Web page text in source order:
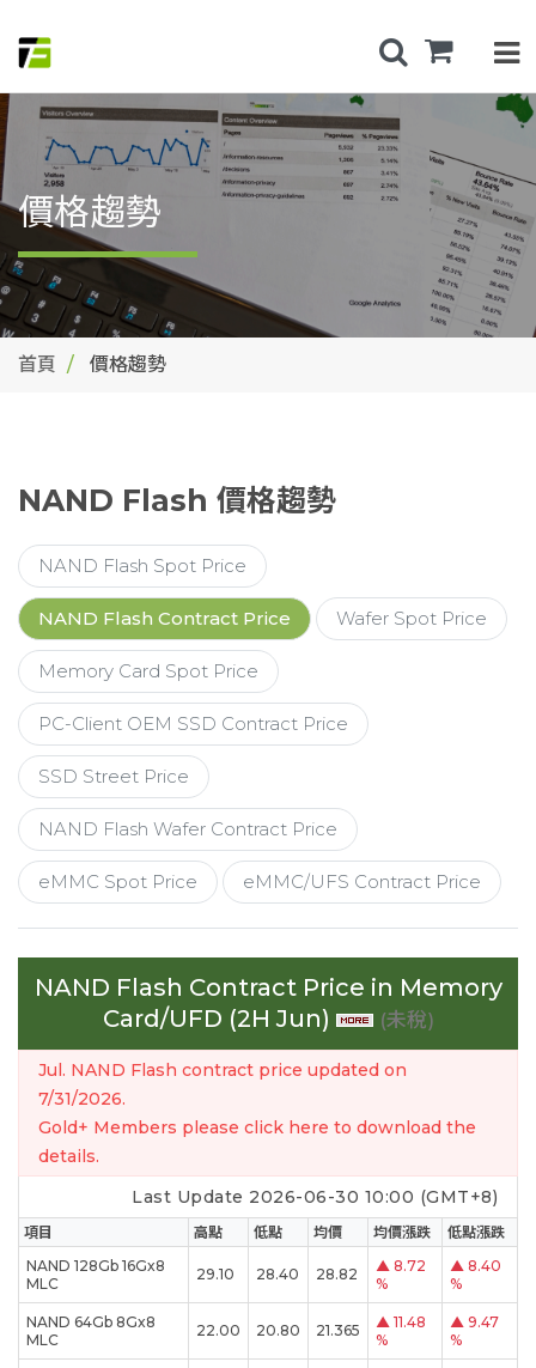
價格趨勢
首頁 價格趨勢
NAND Flash 價格趨勢
NAND Flash Spot Price
NAND Flash Contract Price Wafer Spot Price
Memory Card Spot Price
PC-Client OEM SSD Contract Price
SSD Street Price
NAND Flash Wafer Contract Price
eMMC Spot Price eMMC/UFS Contract Price
NAND Flash Contract Price in Memory
Card/UFD (2H Jun)
(未稅)
Jul. NAND Flash contract price updated on
7/31/2026.
Gold+ Members please click here to download the
details.
Last Update 2026-06-30 10:00 (GMT+8)
項目 高點 低點 均價 均價漲跌
低點漲跌
NAND 128Gb 16Gx8
MLC
29.10 28.40 28.82 ▲ 8.72
%
▲ 8.40
%
NAND 64Gb 8Gx8
MLC
22.00 20.80 21.365 ▲ 11.48
%
▲ 9.47
%